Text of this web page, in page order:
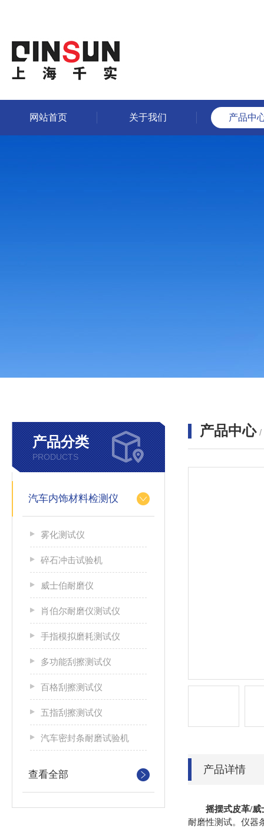
网站首页 关于我们 产品中
产品分类
PRODUCTS
汽车内饰材料检测仪
雾化测试仪
碎石冲击试验机
威士伯耐磨仪
肖伯尔耐磨仪测试仪
手指模拟磨耗测试仪
多功能刮擦测试仪
百格刮擦测试仪
五指刮擦测试仪
汽车密封条耐磨试验机
查看全部
产品中心 /
产品详情
摇摆式皮革/
耐磨性测试。仪器